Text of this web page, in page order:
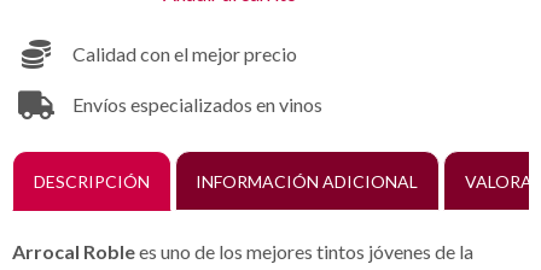
Calidad con el mejor precio
Envíos especializados en vinos
DESCRIPCIÓN INFORMACIÓN ADICIONAL
Arrocal Roblees uno de los mejores tintos jóvenes de la